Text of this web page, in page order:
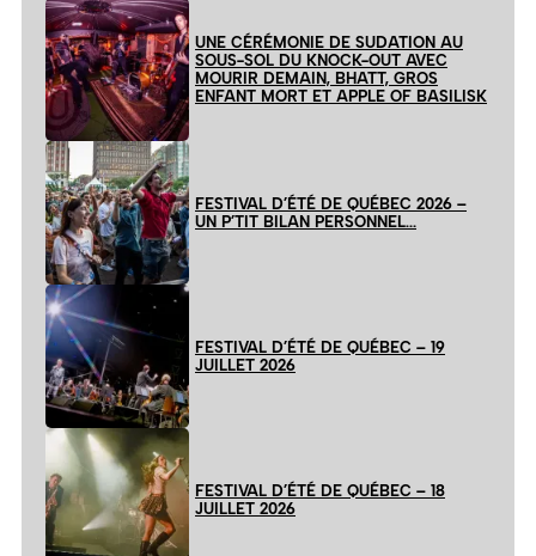
UNE CÉRÉMONIE DE SUDATION AU
SOUS-SOL DU KNOCK-OUT AVEC
MOURIR DEMAIN, BHATT, GROS
ENFANT MORT ET APPLE OF BASILISK
FESTIVAL D’ÉTÉ DE QUÉBEC 2026 –
UN P’TIT BILAN PERSONNEL…
FESTIVAL D’ÉTÉ DE QUÉBEC – 19
JUILLET 2026
FESTIVAL D’ÉTÉ DE QUÉBEC – 18
JUILLET 2026